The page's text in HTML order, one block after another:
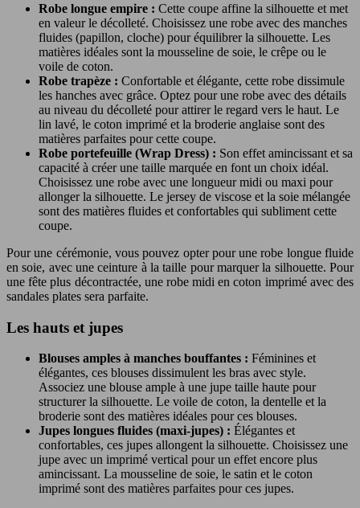
Robe longue empire : Cette coupe affine la silhouette et met
en valeur le décolleté. Choisissez une robe avec des manches
fluides (papillon, cloche) pour équilibrer la silhouette. Les
matières idéales sont la mousseline de soie, le crêpe ou le
voile de coton.
Robe trapèze : Confortable et élégante, cette robe dissimule
les hanches avec grâce. Optez pour une robe avec des détails
au niveau du décolleté pour attirer le regard vers le haut. Le
lin lavé, le coton imprimé et la broderie anglaise sont des
matières parfaites pour cette coupe.
Robe portefeuille (Wrap Dress) : Son effet amincissant et sa
capacité à créer une taille marquée en font un choix idéal.
Choisissez une robe avec une longueur midi ou maxi pour
allonger la silhouette. Le jersey de viscose et la soie mélangée
sont des matières fluides et confortables qui subliment cette
coupe.
Pour une cérémonie, vous pouvez opter pour une robe longue fluide
en soie, avec une ceinture à la taille pour marquer la silhouette. Pour
une fête plus décontractée, une robe midi en coton imprimé avec des
sandales plates sera parfaite.
Les hauts et jupes
Blouses amples à manches bouffantes : Féminines et
élégantes, ces blouses dissimulent les bras avec style.
Associez une blouse ample à une jupe taille haute pour
structurer la silhouette. Le voile de coton, la dentelle et la
broderie sont des matières idéales pour ces blouses.
Jupes longues fluides (maxi-jupes) : Élégantes et
confortables, ces jupes allongent la silhouette. Choisissez une
jupe avec un imprimé vertical pour un effet encore plus
amincissant. La mousseline de soie, le satin et le coton
imprimé sont des matières parfaites pour ces jupes.